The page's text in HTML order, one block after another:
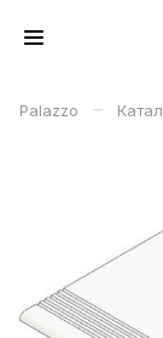
Palazzo –